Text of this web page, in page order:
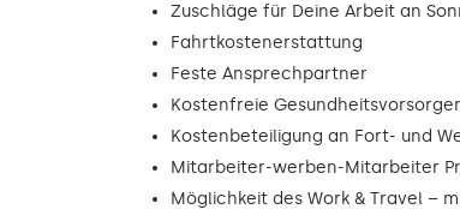
Zuschläge für Deine Arbeit an
Fahrtkostenerstattung
Feste Ansprechpartner
Kostenfreie
Kostenbeteiligung an Fort- und
Mitarbeiter-werben-Mitarbeiter
Möglichkeit des Work & Travel –